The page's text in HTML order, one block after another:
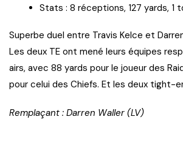
Stats : 8 réceptions, 127 yards, 1
Superbe duel entre Travis Kelce et
Les deux TE ont mené leurs équipes
airs, avec 88 yards pour le joueur des
pour celui des Chiefs. Et les deux tight-
Remplaçant : Darren Waller (LV)